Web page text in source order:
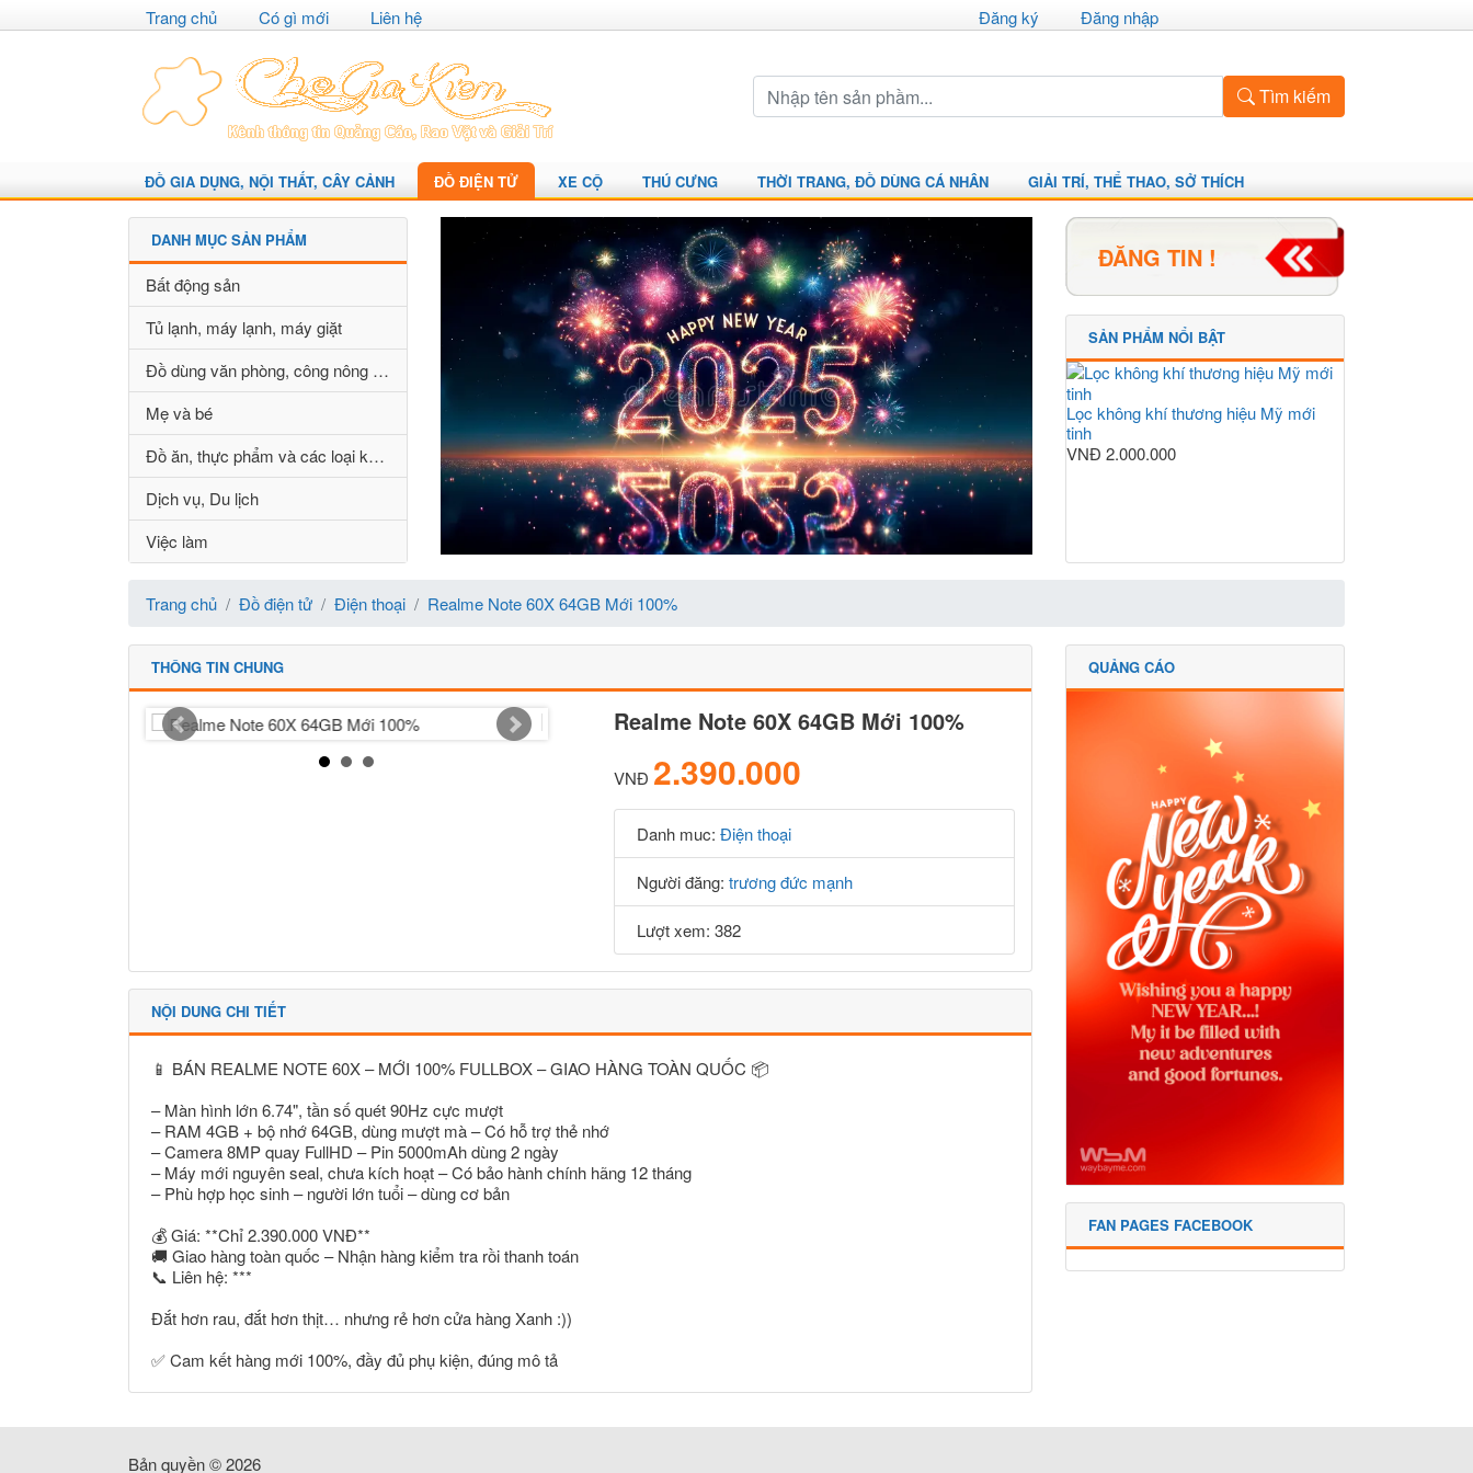
Trang chủ Có gì mới Liên hệ Đăng ký Đăng nhập
Tìm kiếm
ĐỒ GIA DỤNG, NỘI THẤT, CÂY CẢNH ĐỒ ĐIỆN TỬ XE CỘ THÚ CƯNG THỜI TRANG, ĐỒ DÙNG CÁ NHÂN GIẢI TRÍ, THỂ THAO, SỞ THÍCH
DANH MỤC SẢN PHẨM
Bất động sản
Tủ lạnh, máy lạnh, máy giặt
Đồ dùng văn phòng, công nông nghiệp
Mẹ và bé
Đồ ăn, thực phẩm và các loại khác
Dịch vụ, Du lịch
Việc làm
ĐĂNG TIN !
SẢN PHẨM NỔI BẬT
Lọc không khí thương hiệu Mỹ mới
tinh
VNĐ 2.000.000
Trang chủ Đồ điện tử Điện thoại Realme Note 60X 64GB Mới 100%
THÔNG TIN CHUNG
Realme Note 60X 64GB Mới 100%
VNĐ 2.390.000
Danh muc: Điện thoại
Người đăng: trương đức mạnh
Lượt xem: 382
NỘI DUNG CHI TIẾT
📱 BÁN REALME NOTE 60X – MỚI 100% FULLBOX – GIAO HÀNG TOÀN QUỐC 📦
– Màn hình lớn 6.74", tần số quét 90Hz cực mượt
– RAM 4GB + bộ nhớ 64GB, dùng mượt mà – Có hỗ trợ thẻ nhớ
– Camera 8MP quay FullHD – Pin 5000mAh dùng 2 ngày
– Máy mới nguyên seal, chưa kích hoạt – Có bảo hành chính hãng 12 tháng
– Phù hợp học sinh – người lớn tuổi – dùng cơ bản
💰 Giá: **Chỉ 2.390.000 VNĐ**
🚚 Giao hàng toàn quốc – Nhận hàng kiểm tra rồi thanh toán
📞 Liên hệ: ***
Đắt hơn rau, đắt hơn thịt… nhưng rẻ hơn cửa hàng Xanh :))
✅ Cam kết hàng mới 100%, đầy đủ phụ kiện, đúng mô tả
QUẢNG CÁO
FAN PAGES FACEBOOK
Bản quyền © 2026